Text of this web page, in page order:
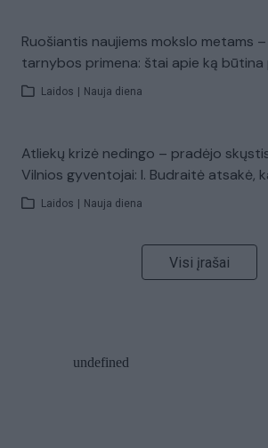
Ruošiantis naujiems mokslo metams
tarnybos primena: štai apie ką būtina
Laidos Nauja diena
Atliekų krizė nedingo – pradėjo
Vilnios gyventojai: I. Budraitė atsakė,
Laidos Nauja diena
Visi įrašai